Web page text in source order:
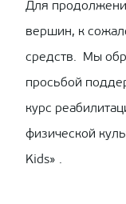
Для
вершин, к
средств. Мы
просьбой
курс
физической
Kids» .